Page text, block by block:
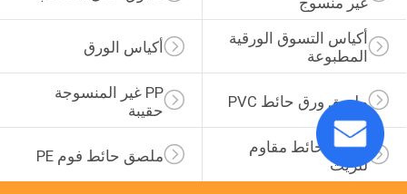
أكياس الورق
أكياس التسوق الورقية
المطبوعة
PP غير المنسوجة
حقيبة
ملصق ورق حائط PVC
ملصق حائط فوم PE
ملصق حائط مقاوم
للزيت